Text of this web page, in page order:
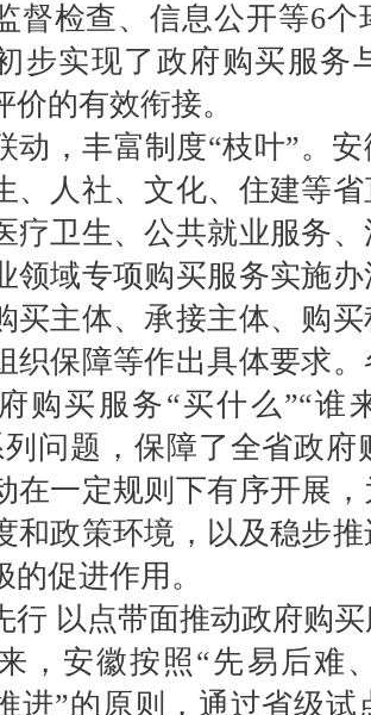
督检查、信息公开等6
步实现了政府购买服务
价的有效衔接。
，丰富制度“枝叶”。安
、人社、文化、住建等
疗卫生、公共就业服务
领域专项购买服务实施
买主体、承接主体、购
织保障等作出具体要求
购买服务“买什么”“谁
问题，保障了全省政
在一定规则下有序开展
和政策环境，以及稳步
的促进作用。
以点带面推动政府购买
安徽按照“先易后难
进”的原则，通过省级